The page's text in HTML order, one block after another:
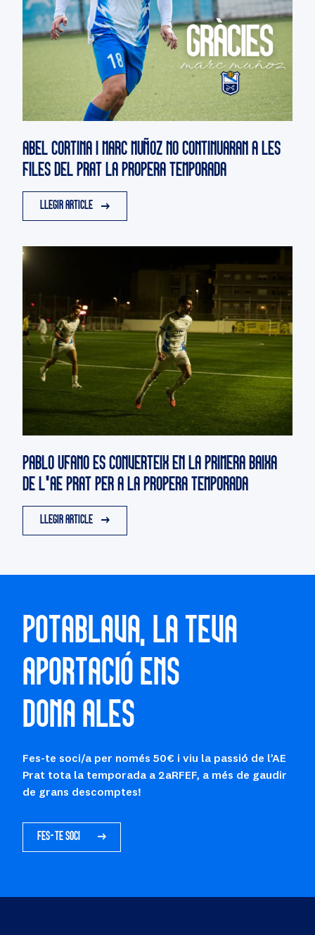
ABEL CORTINA I MARC MUÑOZ NO CONTINUARAN A LES
FILES DEL PRAT LA PROPERA TEMPORADA
LLEGIR ARTICLE
PABLO UFANO ES CONVERTEIX EN LA PRIMERA BAIXA
DE L'AE PRAT PER A LA PROPERA TEMPORADA
LLEGIR ARTICLE
POTABLAVA, LA TEVA
APORTACIÓ ENS
DONA ALES
Fes-te soci/a per només 50€ i viu la passió de l’AE
Prat tota la temporada a 2aRFEF, a més de gaudir
de grans descomptes!
FES-TE SOCI